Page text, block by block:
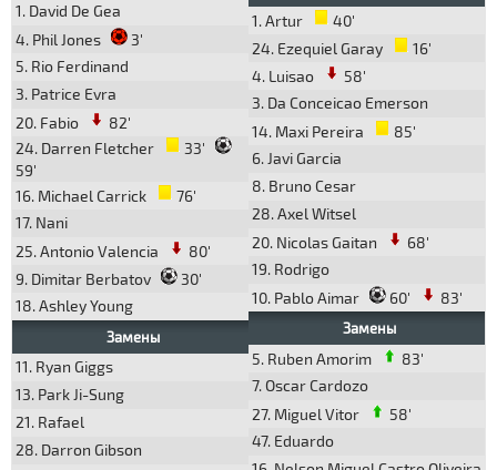
1. David De Gea
4. Phil Jones
3'
5. Rio Ferdinand
3. Patrice Evra
20. Fabio
82'
24. Darren Fletcher
33'
59'
16. Michael Carrick
76'
17. Nani
25. Antonio Valencia
80'
9. Dimitar Berbatov
30'
18. Ashley Young
Замены
11. Ryan Giggs
13. Park Ji-Sung
21. Rafael
28. Darron Gibson
1. Artur
40'
24. Ezequiel Garay
16'
4. Luisao
58'
3. Da Conceicao Emerson
14. Maxi Pereira
85'
6. Javi Garcia
8. Bruno Cesar
28. Axel Witsel
20. Nicolas Gaitan
68'
19. Rodrigo
10. Pablo Aimar
60' 83'
Замены
5. Ruben Amorim
83'
7. Oscar Cardozo
27. Miguel Vitor
58'
47. Eduardo